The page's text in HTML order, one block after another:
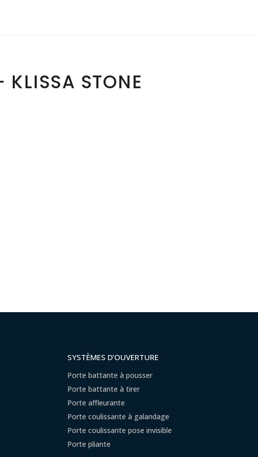
KLISSA STONE
SYSTÈMES D’OUVERTURE
Porte battante à pousser
Porte battante à tirer
Porte affleurante
Porte coulissante à galandage
Porte coulissante pose invisible
Porte pliante